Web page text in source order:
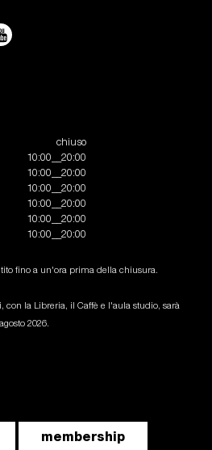
chiuso
10:00__20:00
10:00__20:00
10:00__20:00
10:00__20:00
10:00__20:00
10:00__20:00
fino a un'ora prima della chiusura.
con la Libreria, il Caffè e l'aula studio, sarà
2026.
membership